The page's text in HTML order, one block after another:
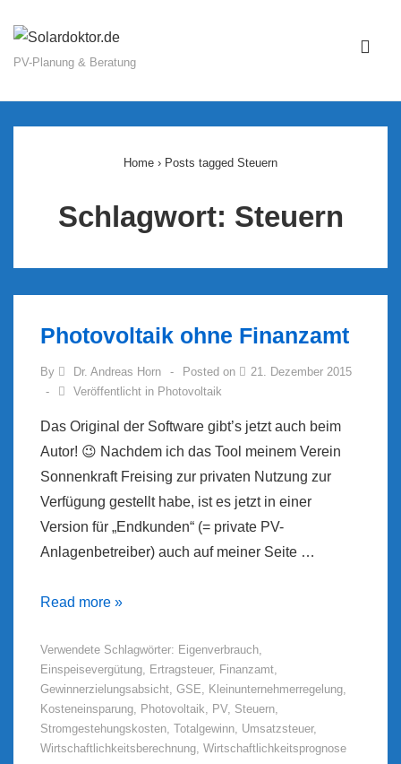
Zum
InhaltPV-Planung & Beratung
Home › Posts tagged Steuern
Schlagwort: Steuern
Photovoltaik ohne Finanzamt
By Dr. Andreas Horn Posted on
21. Dezember 2015
Veröffentlicht in Photovoltaik
Das Original der Software gibt’s jetzt auch beim
Autor! 😉 Nachdem ich das Tool meinem Verein
Sonnenkraft Freising zur privaten Nutzung zur
Verfügung gestellt habe, ist es jetzt in einer
Version für „Endkunden“ (= private PV-
Anlagenbetreiber) auch auf meiner Seite …
Photovoltaik
Finanzamt
Read more »
Verwendete Schlagwörter: Eigenverbrauch,
Einspeisevergütung, Ertragsteuer, Finanzamt,
Gewinnerzielungsabsicht, GSE, Kleinunternehmerregelung,
Kosteneinsparung, Photovoltaik, PV, Steuern,
Stromgestehungskosten, Totalgewinn, Umsatzsteuer,
Wirtschaftlichkeitsberechnung, Wirtschaftlichkeitsprognose